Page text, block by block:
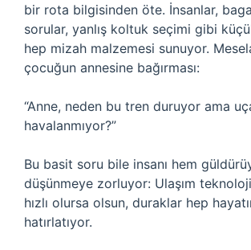
bir rota bilgisinden öte. İnsanlar,
sorular, yanlış koltuk seçimi gibi
hep mizah malzemesi sunuyor.
çocuğun annesine bağırması:
“Anne, neden bu tren duruyor ama
havalanmıyor?”
Bu basit soru bile insanı hem
düşünmeye zorluyor: Ulaşım
hızlı olursa olsun, duraklar hep
hatırlatıyor.